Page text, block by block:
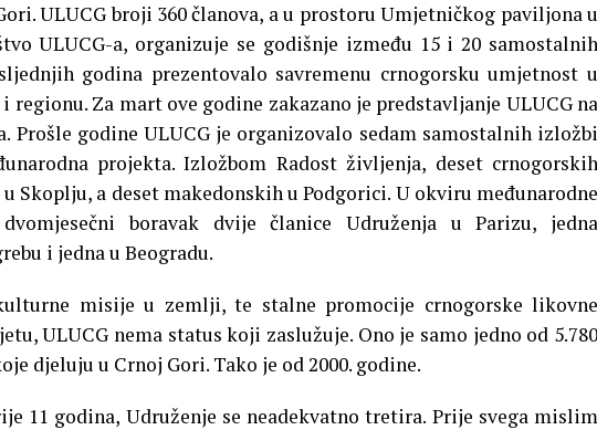
ULUCG broji 360 članova, a u prostoru Umjetničkog paviljona u
ULUCG-a, organizuje se godišnje između 15 i 20 samostalnih
godina prezentovalo savremenu crnogorsku umjetnost u
i regionu. Za mart ove godine zakazano je predstavljanje ULUCG na
Prošle godine ULUCG je organizovalo sedam samostalnih izložbi
projekta. Izložbom Radost življenja, deset crnogorskih
Skoplju, a deset makedonskih u Podgorici. U okviru međunarodne
boravak dvije članice Udruženja u Parizu, jedna
i jedna u Beogradu.
misije u zemlji, te stalne promocije crnogorske likovne
ULUCG nema status koji zaslužuje. Ono je samo jedno od 5.780
djeluju u Crnoj Gori. Tako je od 2000. godine.
11 godina, Udruženje se neadekvatno tretira. Prije svega mislim